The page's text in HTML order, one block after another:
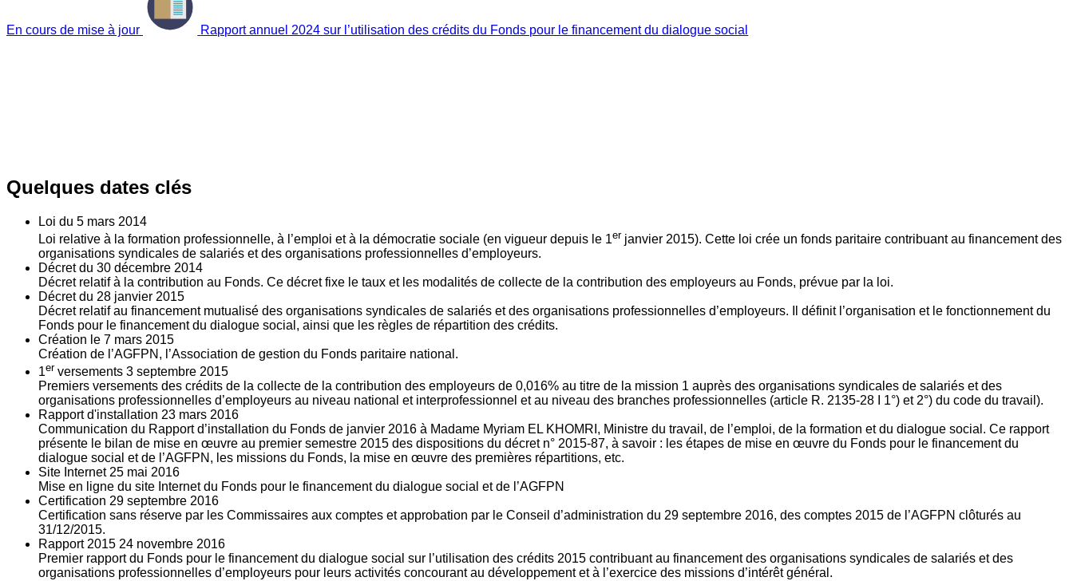
En cours de mise à jour Rapport annuel 2024 sur l’utilisation des crédits du Fonds pour le financement du dialogue social
Quelques dates clés
Loi du 5 mars 2014
Loi relative à la formation professionnelle, à l’emploi et à la démocratie sociale (en vigueur depuis le 1er janvier 2015). Cette loi crée un fonds paritaire contribuant au financement des
organisations syndicales de salariés et des organisations professionnelles d’employeurs.
Décret du 30 décembre 2014
Décret relatif à la contribution au Fonds. Ce décret fixe le taux et les modalités de collecte de la contribution des employeurs au Fonds, prévue par la loi.
Décret du 28 janvier 2015
Décret relatif au financement mutualisé des organisations syndicales de salariés et des organisations professionnelles d’employeurs. Il définit l’organisation et le fonctionnement du
Fonds pour le financement du dialogue social, ainsi que les règles de répartition des crédits.
Création le 7 mars 2015
Création de l’AGFPN, l’Association de gestion du Fonds paritaire national.
1er versements 3 septembre 2015
Premiers versements des crédits de la collecte de la contribution des employeurs de 0,016% au titre de la mission 1 auprès des organisations syndicales de salariés et des
organisations professionnelles d’employeurs au niveau national et interprofessionnel et au niveau des branches professionnelles (article R. 2135‐28 I 1°) et 2°) du code du travail).
Rapport d'installation 23 mars 2016
Communication du Rapport d’installation du Fonds de janvier 2016 à Madame Myriam EL KHOMRI, Ministre du travail, de l’emploi, de la formation et du dialogue social. Ce rapport
présente le bilan de mise en œuvre au premier semestre 2015 des dispositions du décret n° 2015-87, à savoir : les étapes de mise en œuvre du Fonds pour le financement du
dialogue social et de l’AGFPN, les missions du Fonds, la mise en œuvre des premières répartitions, etc.
Site Internet 25 mai 2016
Mise en ligne du site Internet du Fonds pour le financement du dialogue social et de l’AGFPN
Certification 29 septembre 2016
Certification sans réserve par les Commissaires aux comptes et approbation par le Conseil d’administration du 29 septembre 2016, des comptes 2015 de l’AGFPN clôturés au
31/12/2015.
Rapport 2015 24 novembre 2016
Premier rapport du Fonds pour le financement du dialogue social sur l’utilisation des crédits 2015 contribuant au financement des organisations syndicales de salariés et des
organisations professionnelles d’employeurs pour leurs activités concourant au développement et à l’exercice des missions d’intérêt général.